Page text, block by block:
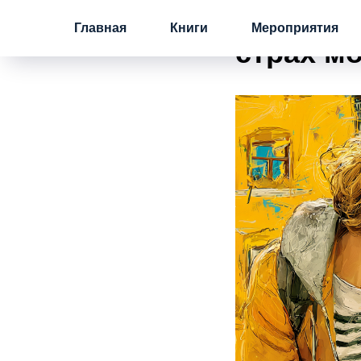
Главная Книги Мероприятия
Как
страх